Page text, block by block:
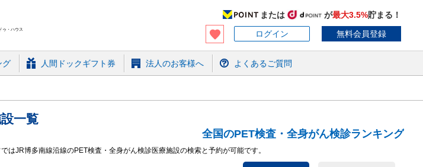
ゥ・ハウス
または が最大3.5%貯まる！
ログイン
無料会員登録
グ 人間ドックギフト券 法人のお客様へ よくあるご質問
一覧
全国のPET検査・全身がん検診ランキング
JR博多南線沿線のPET検査・全身がん検診医療施設の検索と予約が可能です。